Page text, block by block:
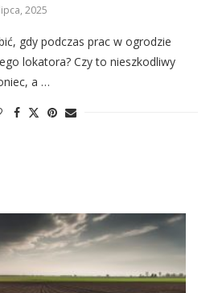
2025
gdy podczas prac w ogrodzie
lokatora? Czy to nieszkodliwy
a …